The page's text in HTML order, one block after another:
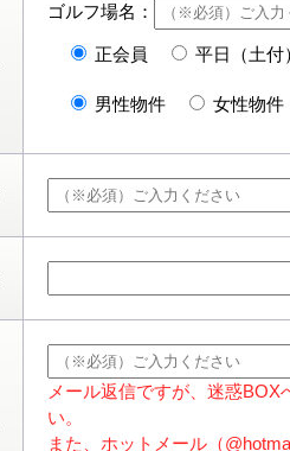
ゴルフ場名：
正会員 平日（土付
男性物件 女性物件
メール返信ですが、迷惑
い。
また、ホットメール（